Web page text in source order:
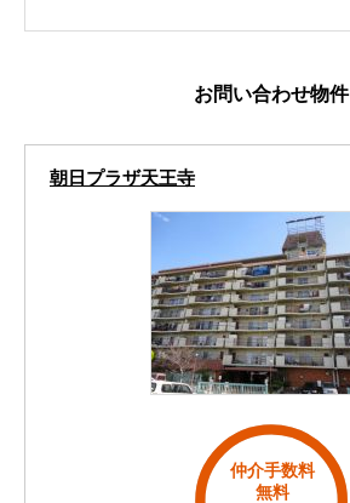
お問い合わせ物件
朝日プラザ天王寺
仲介手数料
無料